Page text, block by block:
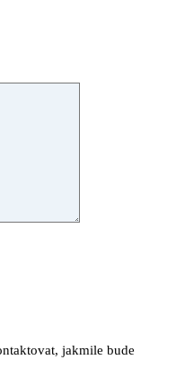
jakmile bude